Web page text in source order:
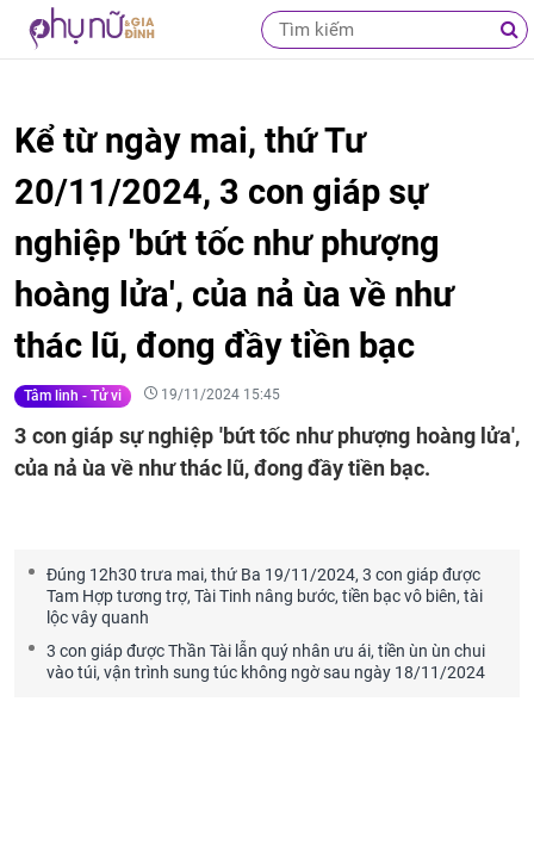
Kể từ ngày mai, thứ Tư
20/11/2024, 3 con giáp sự
nghiệp 'bứt tốc như phượng
hoàng lửa', của nả ùa về như
thác lũ, đong đầy tiền bạc
Tâm linh - Tử vi 19/11/2024 15:45
3 con giáp sự nghiệp 'bứt tốc như phượng hoàng lửa',
của nả ùa về như thác lũ, đong đầy tiền bạc.
Đúng 12h30 trưa mai, thứ Ba 19/11/2024, 3 con giáp được
Tam Hợp tương trợ, Tài Tinh nâng bước, tiền bạc vô biên, tài
lộc vây quanh
3 con giáp được Thần Tài lẫn quý nhân ưu ái, tiền ùn ùn chui
vào túi, vận trình sung túc không ngờ sau ngày 18/11/2024